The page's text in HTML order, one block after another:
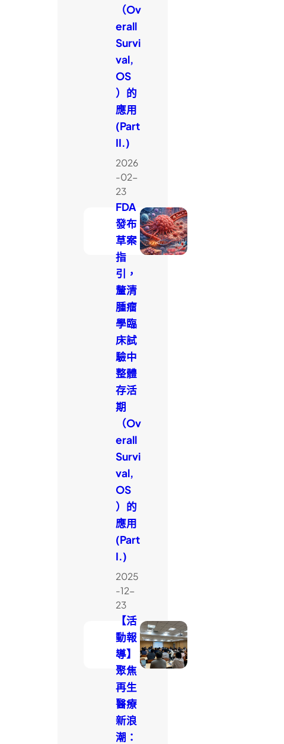
（Ov
erall
Survi
val,
OS
）的
應用
(Part
II.)
2026
-02-
23
FDA
發布
草案
指
引，
釐清
腫瘤
學臨
床試
驗中
整體
存活
期
（Ov
erall
Survi
val,
OS
）的
應用
(Part
I.)
2025
-12-
23
【活
動報
導】
聚焦
再生
醫療
新浪
潮：